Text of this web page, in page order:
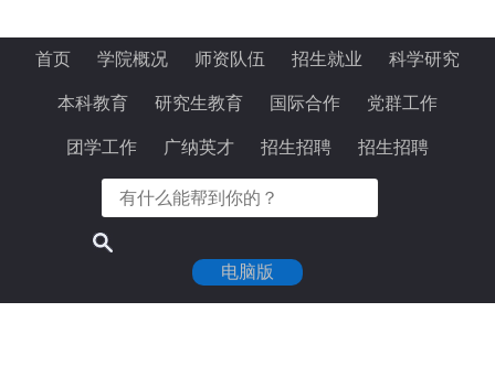
首页 学院概况 师资队伍 招生就业 科学研究
本科教育 研究生教育 国际合作 党群工作
团学工作 广纳英才 招生招聘 招生招聘
电脑版